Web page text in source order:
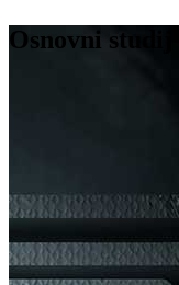
Osnovni studij